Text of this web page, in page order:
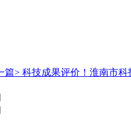
篇> 科技成果评价！淮南市